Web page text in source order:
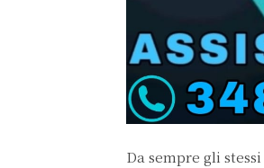
Da sempre gli stessi